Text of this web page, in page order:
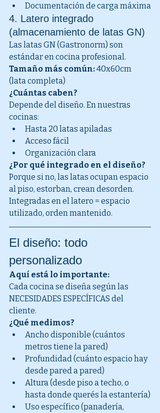
Documentación de carga máxima
4. Latero integrado
(almacenamiento de latas GN)
Las latas GN (Gastronorm) son
estándar en cocina profesional.
Tamaño más común: 40x60cm
(lata completa)
¿Cuántas caben?
Depende del diseño. En nuestras
cocinas:
Hasta 20 latas apiladas
Acceso fácil
Organización clara
¿Por qué integrado en el diseño?
Porque si no, las latas ocupan espacio
al piso, estorban, crean desorden.
Integradas en el latero = espacio
utilizado, orden mantenido.
El diseño: todo
personalizado
Aquí está lo importante:
Cada cocina se diseña según las
NECESIDADES ESPECÍFICAS del
cliente.
¿Qué medimos?
Ancho disponible (cuántos
metros tiene la pared)
Profundidad (cuánto espacio hay
desde pared a pared)
Altura (desde piso a techo, o
hasta donde querés la estantería)
Uso específico (panadería,